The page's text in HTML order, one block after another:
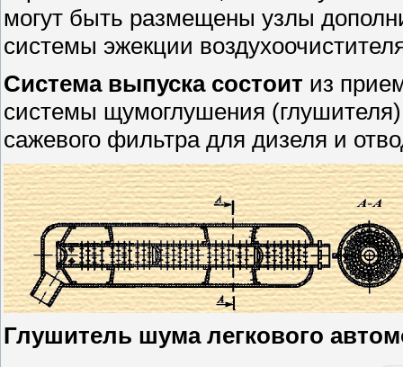
могут быть размещены узлы
системы эжекции
Система выпуска состоит из
системы щумоглушения
сажевого фильтра для дизеля и
Глушитель шума легкового